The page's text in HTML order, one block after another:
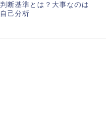
判断基準とは？大事なのは
自己分析